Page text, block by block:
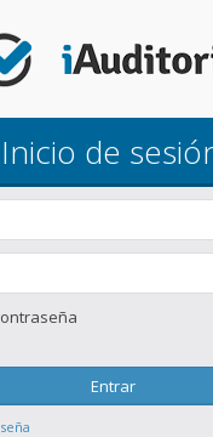
Inicio de
Entrar